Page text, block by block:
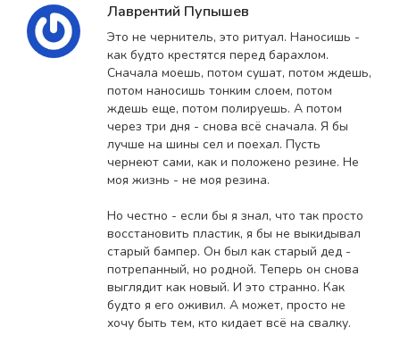
Лаврентий Пупышев
Это не чернитель, это ритуал. Наносишь -
как будто крестятся перед барахлом.
Сначала моешь, потом сушат, потом ждешь,
потом наносишь тонким слоем, потом
ждешь еще, потом полируешь. А потом
через три дня - снова всё сначала. Я бы
лучше на шины сел и поехал. Пусть
чернеют сами, как и положено резине. Не
моя жизнь - не моя резина.
Но честно - если бы я знал, что так просто
восстановить пластик, я бы не выкидывал
старый бампер. Он был как старый дед -
потрепанный, но родной. Теперь он снова
выглядит как новый. И это странно. Как
будто я его оживил. А может, просто не
хочу быть тем, кто кидает всё на свалку.